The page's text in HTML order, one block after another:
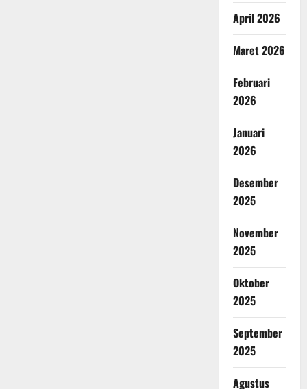
April 2026
Maret 2026
Februari
2026
Januari
2026
Desember
2025
November
2025
Oktober
2025
September
2025
Agustus